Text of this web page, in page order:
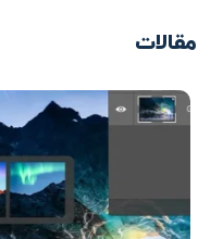
مقالات